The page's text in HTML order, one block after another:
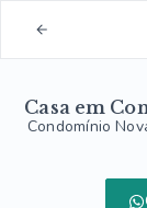
Casa em
Condomínio